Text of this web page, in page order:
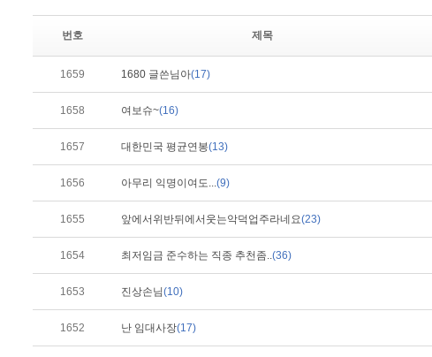
번호 제목
1659 1680 글쓴님아(17)
1658 여보슈~(16)
1657 대한민국 평균연봉(13)
1656 아무리 익명이여도...(9)
1655 앞에서위반뒤에서웃는악덕업주라네요(23)
1654 최저임금 준수하는 직종 추천좀..(36)
1653 진상손님(10)
1652 난 임대사장(17)